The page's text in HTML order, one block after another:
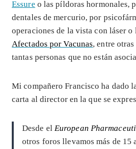
Essure o las píldoras hormonales,
dentales de mercurio, por
operaciones de la vista con láser o
Afectados por Vacunas, entre
tantas personas que no están
Mi compañero Francisco ha dado
carta al director en la que se
Desde el European
otros foros llevamos más de 15